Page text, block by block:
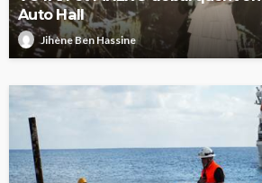
Auto Hall
Jihène Ben Hassine